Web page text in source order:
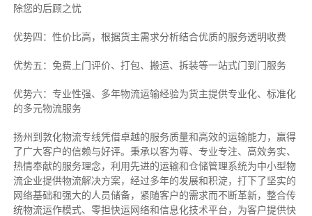
除您的后顾之忧
优势四：性价比高，根据货主需求分析结合优质的服务透明收费
优势五：免费上门评价、打包、搬运、拆装等一站式门到门服务
优势六：专业性强、多年物流运输经验为货主提供专业化、标准化
的多元物流服务
扬州到敦化物流专线凭借卓越的服务质量和高效的运输能力，赢得
了广大客户的信赖与好评。 秉承以客为尊、专业专注、高效务实、
热情奉献的服务理念，利用先进的运输和仓储管理系统为中小型物
流企业提供物流解决方案，经过多年的发展和积淀，打下了坚实的
网络基础和强大的人员储备，紧随客户的需求而不断革新，整合传
统物流运作模式、零担快运网络和信息化技术平台，为客户提供快